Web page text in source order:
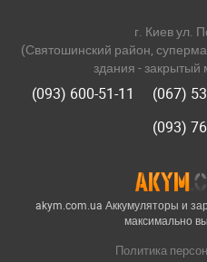
akym.com.ua Аккумуляторы и
максимально
Политика
г. Киев ул.
(Святошинский район,
здания - закрытый
(093) 600-51-11 (067)
(093)